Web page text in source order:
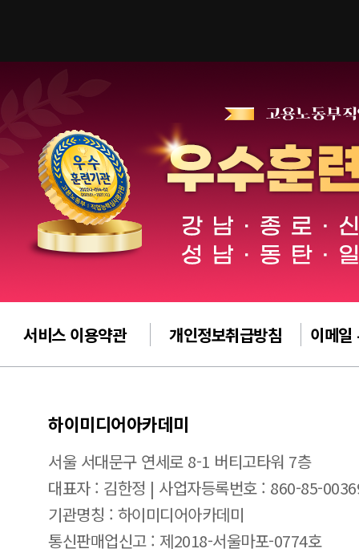
서비스 이용약관 개인정보취급방침 이메일
하이미디어아카데미
서울 서대문구 연세로 8-1 버티고타워 7층
대표자 : 김한정 | 사업자등록번호 : 860-85-
기관명칭 : 하이미디어아카데미
통신판매업신고 : 제2018-서울마포-0774호